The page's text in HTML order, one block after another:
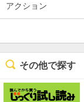
アクション
その他で探す